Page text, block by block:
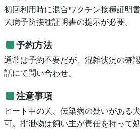
初回利用時に混合ワクチン接種証明
犬病予防接種証明書の提示が必要。
予約方法
通常は予約不要だが、混雑状況の確
話にて問い合わせ。
注意事項
ヒート中の犬、伝染病の疑いがある
可。排泄物は飼い主が責任を持って